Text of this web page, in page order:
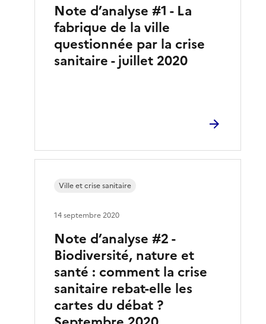
Note d’analyse #1 - La
fabrique de la ville
questionnée par la crise
sanitaire - juillet 2020
Note d’analyse #2 -
Biodiversité, nature et
santé : comment la crise
sanitaire rebat-elle les
cartes du débat ?
Ville et crise sanitaire
14 septembre 2020